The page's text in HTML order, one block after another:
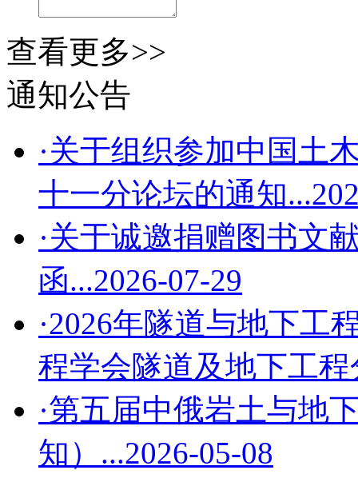
查看更多>>
通知公告
·关于组织参加中国土
十一分论坛的通知...
·关于诚邀捐赠图书文
函...2026-07-29
·2026年隧道与地下工
程学会隧道及地下工
·第五届中俄岩土与地
知）...2026-05-08